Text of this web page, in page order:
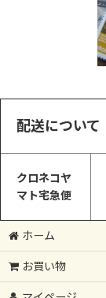
配送について
クロネコヤ
マト宅急便
ホーム
お買い物